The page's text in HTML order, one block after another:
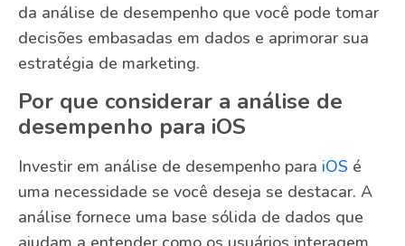
da análise de desempenho que você pode tomar
decisões embasadas em dados e aprimorar sua
estratégia de marketing.
Por que considerar a análise de
desempenho para iOS
Investir em análise de desempenho para iOS é
uma necessidade se você deseja se destacar. A
análise fornece uma base sólida de dados que